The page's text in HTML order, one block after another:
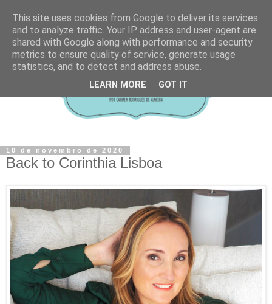
10 de novembro de 2020
Back to Corinthia Lisboa
This site uses cookies from Google to deliver its services
and to analyze traffic. Your IP address and user-agent are
shared with Google along with performance and security
metrics to ensure quality of service, generate usage
statistics, and to detect and address abuse.
LEARN MORE GOT IT